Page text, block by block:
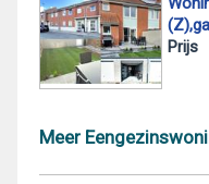
Prijs
Meer